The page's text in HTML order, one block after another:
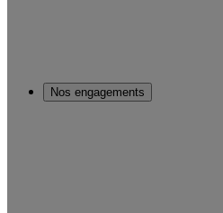
Nos engagements